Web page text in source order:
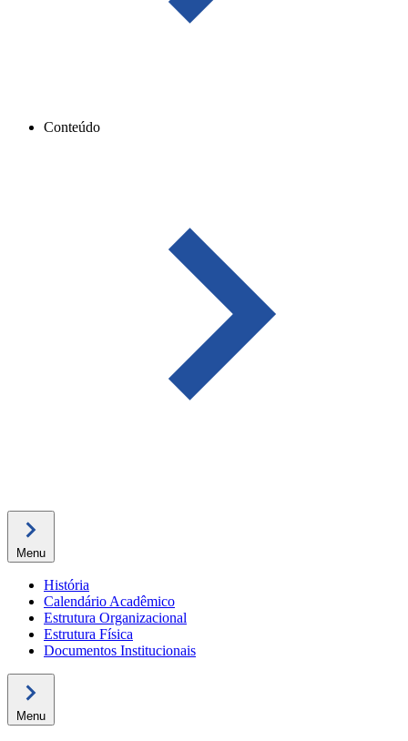
Conteúdo
Menu
História
Calendário Acadêmico
Estrutura Organizacional
Estrutura Física
Documentos Institucionais
Menu